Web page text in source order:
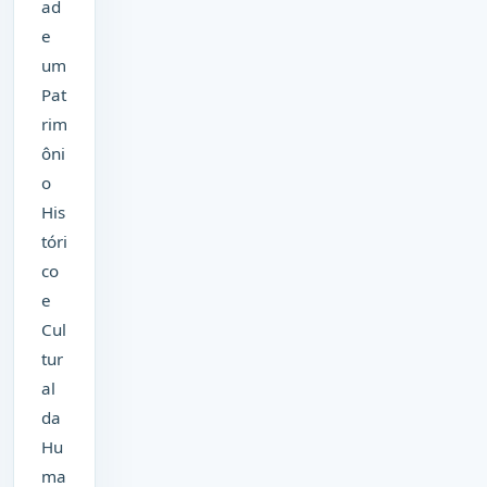
ad
e
um
Pat
rim
ôni
o
His
tóri
co
e
Cul
tur
al
da
Hu
ma